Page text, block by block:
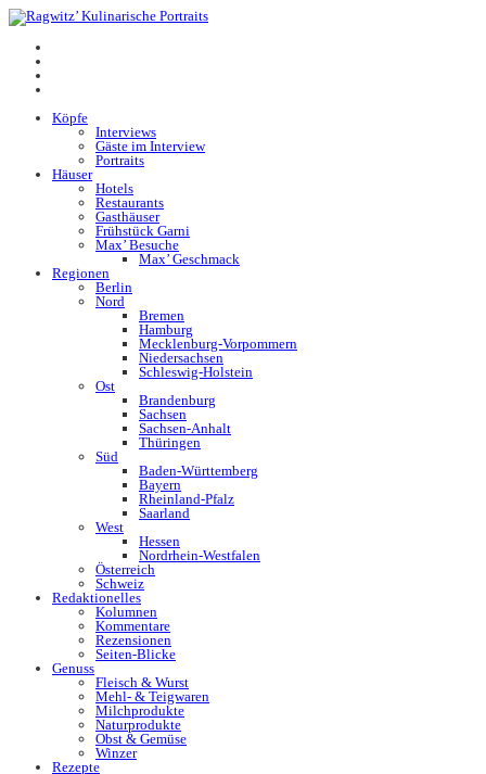
Köpfe
Interviews
Gäste im Interview
Portraits
Häuser
Hotels
Restaurants
Gasthäuser
Frühstück Garni
Max’ Besuche
Max’ Geschmack
Regionen
Berlin
Nord
Bremen
Hamburg
Mecklenburg-Vorpommern
Niedersachsen
Schleswig-Holstein
Ost
Brandenburg
Sachsen
Sachsen-Anhalt
Thüringen
Süd
Baden-Württemberg
Bayern
Rheinland-Pfalz
Saarland
West
Hessen
Nordrhein-Westfalen
Österreich
Schweiz
Redaktionelles
Kolumnen
Kommentare
Rezensionen
Seiten-Blicke
Genuss
Fleisch & Wurst
Mehl- & Teigwaren
Milchprodukte
Naturprodukte
Obst & Gemüse
Winzer
Rezepte